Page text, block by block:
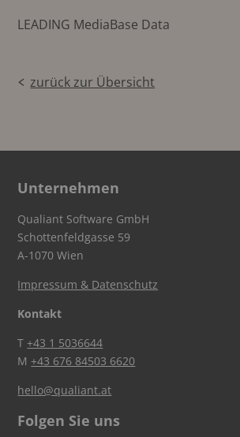
LEADING MediaBase Data
zurück zur Übersicht
Unternehmen
Qualiant Software GmbH
Schottenfeldgasse 59
A-1070 Wien
Impressum & Datenschutz
Kontakt
T+43 1 5036644
M+43 676 84503 6620
hello@qualiant.at
Folgen Sie uns